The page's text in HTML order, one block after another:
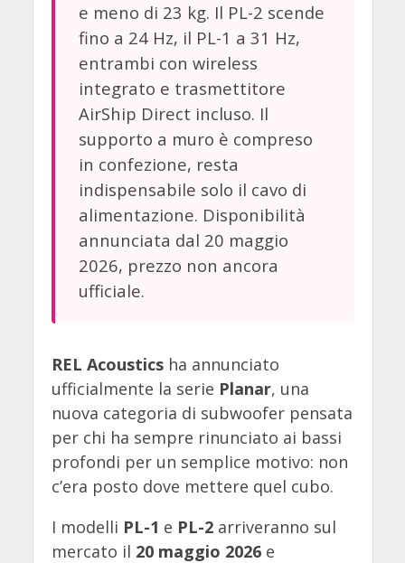
e meno di 23 kg. Il PL-2 scende
fino a 24 Hz, il PL-1 a 31 Hz,
entrambi con wireless
integrato e trasmettitore
AirShip Direct incluso. Il
supporto a muro è compreso
in confezione, resta
indispensabile solo il cavo di
alimentazione. Disponibilità
annunciata dal 20 maggio
2026, prezzo non ancora
ufficiale.
REL Acousticsha annunciato
ufficialmente la serie Planar, una
nuova categoria di subwoofer pensata
per chi ha sempre rinunciato ai bassi
profondi per un semplice motivo: non
c’era posto dove mettere quel cubo.
I modelli PL-1 e PL-2arriveranno sul
mercato il 20 maggio 2026e